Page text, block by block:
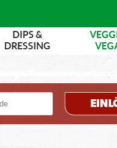
DIPS &
DRESSING